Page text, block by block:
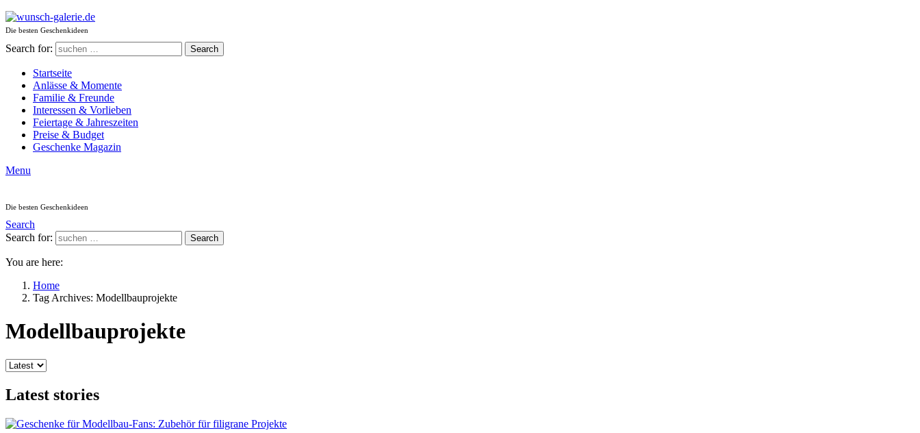
Die besten Geschenkideen
Search for: Search
Startseite
Anlässe & Momente
Familie & Freunde
Interessen & Vorlieben
Feiertage & Jahreszeiten
Preise & Budget
Geschenke Magazin
Menu
Die besten Geschenkideen
Search
Search for:
Search
You are here:
Home
Tag Archives: Modellbauprojekte
Modellbauprojekte
Latest stories